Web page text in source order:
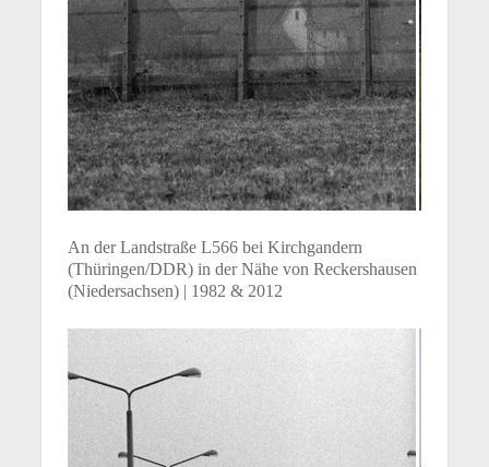
An der Landstraße L566 bei Kirchgandern
(Thüringen/DDR) in der Nähe von Reckershausen
(Niedersachsen) | 1982 & 2012